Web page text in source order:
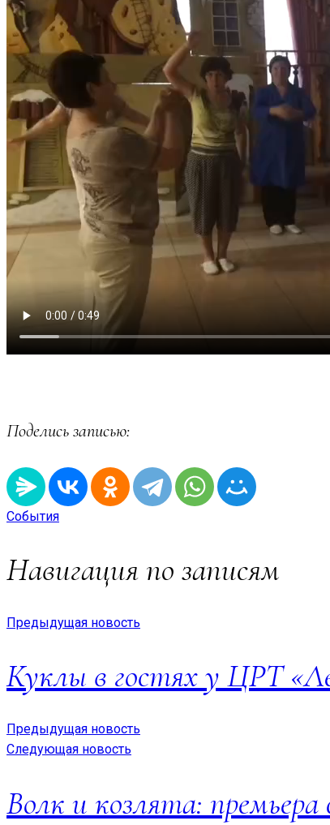
Поделись записью:
События
Навигация по записям
Предыдущая новость
Куклы в гостях у ЦРТ
Предыдущая новость
Следующая новость
Волк и козлята: премьера